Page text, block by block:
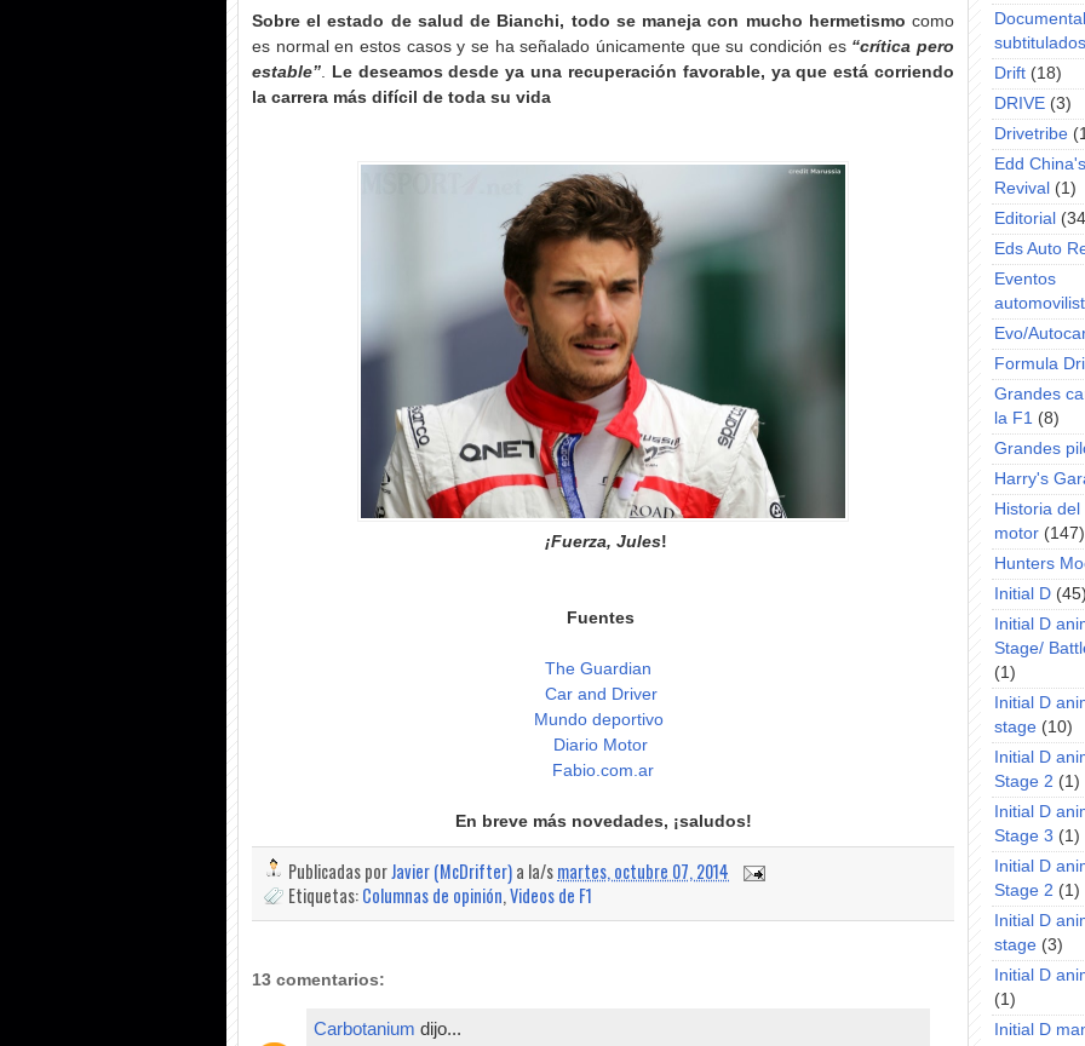
Sobre el estado de salud de Bianchi, todo se maneja con mucho hermetismo como
es normal en estos casos y se ha señalado únicamente que su condición es “crítica pero
estable”
Le deseamos desde ya una recuperación favorable, ya que está corriendo
la carrera más difícil de toda su vida
¡Fuerza, Jules!
Fuentes
The Guardian
Car and Driver
Mundo deportivo
Diario Motor
Fabio.com.ar
En breve más novedades, ¡saludos!
Publicadas porJavier (McDrifter)a la/smartes, octubre 07, 2014
Etiquetas:Columnas de opinión,Videos de F1
13 comentarios:
Carbotanium dijo...
subtitulados
Drift (18)
DRIVE (3)
Drivetribe
Edd
Revival (1)
Editorial
Eds Auto
Eventos
Evo/
Formula
Grandes
la F1 (8)
Grandes
Harry's
Historia
motor (147)
Hunters
Initial D
Initial D
Stage/
(1)
Initial D
stage (10)
Initial D
Stage 2 (1)
Initial D
Stage 3 (1)
Initial D
Stage 2 (1)
Initial D
stage (3)
Initial D
(1)
Initial D